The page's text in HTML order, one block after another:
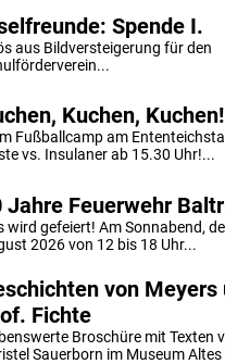
Spende I.
aus Bildversteigerung für den
Kuchen, Kuchen!
Fußballcamp am
vs. Insulaner ab 15.30 Uhr!...
Jahre Feuerwehr
wird gefeiert! Am Sonnabend,
2026 von 12 bis 18 Uhr...
von Meyers
Fichte
Broschüre mit Texten
Sauerborn im Museum